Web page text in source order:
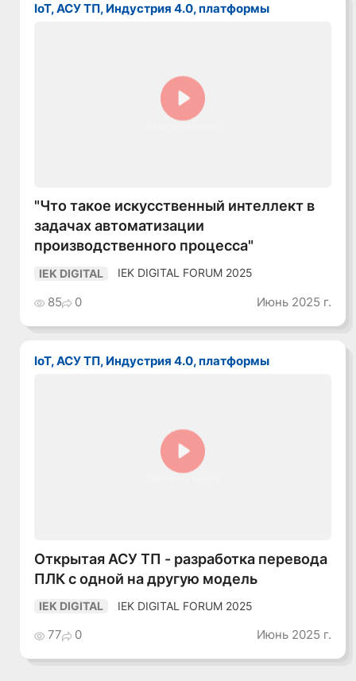
IoT, АСУ ТП, Индустрия 4.0, платформы
"Что такое искусственный интеллект в
задачах автоматизации
производственного процесса"
IEK DIGITAL IEK DIGITAL FORUM 2025
85 0 Июнь 2025 г.
IoT, АСУ ТП, Индустрия 4.0, платформы
Открытая АСУ ТП - разработка перевода
ПЛК с одной на другую модель
IEK DIGITAL IEK DIGITAL FORUM 2025
77 0 Июнь 2025 г.